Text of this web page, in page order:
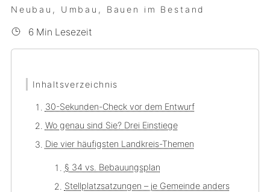
Neubau, Umbau, Bauen im Bestand
6 Min Lesezeit
Inhaltsverzeichnis
30-Sekunden-Check vor dem Entwurf
Wo genau sind Sie? Drei Einstiege
Die vier häufigsten Landkreis-Themen
§ 34 vs. Bebauungsplan
Stellplatzsatzungen – je Gemeinde anders